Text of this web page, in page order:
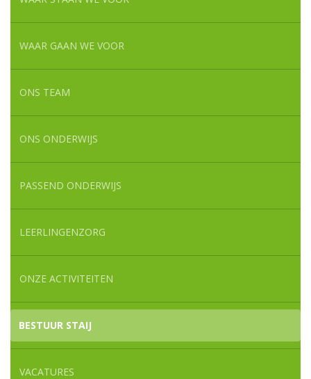
WAAR GAAN WE VOOR
ONS TEAM
ONS ONDERWIJS
PASSEND ONDERWIJS
LEERLINGENZORG
ONZE ACTIVITEITEN
BESTUUR STAIJ
VACATURES